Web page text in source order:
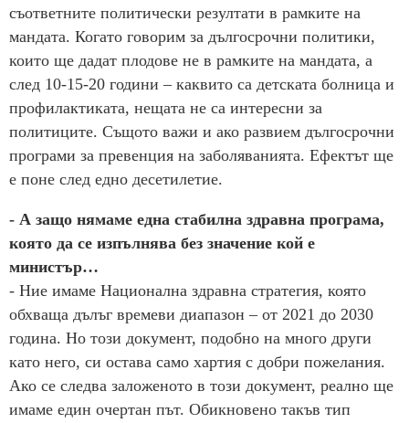
съответните политически резултати в рамките на
мандата. Когато говорим за дългосрочни политики,
които ще дадат плодове не в рамките на мандата, а
след 10-15-20 години – каквито са детската болница и
профилактиката, нещата не са интересни за
политиците. Същото важи и ако развием дългосрочни
програми за превенция на заболяванията. Ефектът ще
е поне след едно десетилетие.
- А защо нямаме една стабилна здравна програма,
която да се изпълнява без значение кой е
министър…
- Ние имаме Национална здравна стратегия, която
обхваща дълъг времеви диапазон – от 2021 до 2030
година. Но този документ, подобно на много други
като него, си остава само хартия с добри пожелания.
Ако се следва заложеното в този документ, реално ще
имаме един очертан път. Обикновено такъв тип